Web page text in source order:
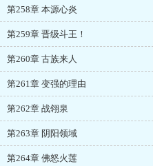
第258章 本源心炎
第259章 晋级斗王！
第260章 古族来人
第261章 变强的理由
第262章 战翎泉
第263章 阴阳领域
第264章 佛怒火莲